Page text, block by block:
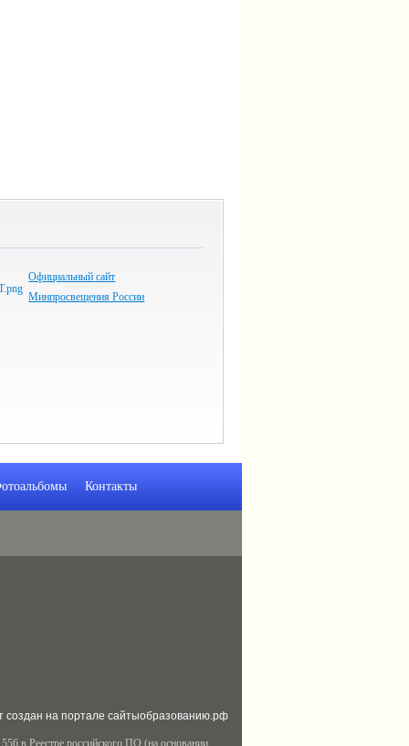
Официальный сайт
Минпросвещения России
Контакты
создан на портале сайтыобразованию.рф
в Реестре российского ПО (на основании